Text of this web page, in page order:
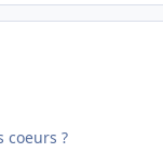
coeurs ?